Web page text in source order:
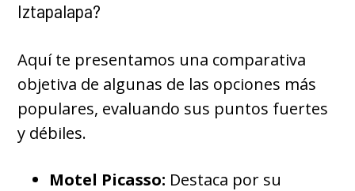
Iztapalapa?
Aquí te presentamos una comparativa
objetiva de algunas de las opciones más
populares, evaluando sus puntos fuertes
y débiles.
Motel Picasso: Destaca por su